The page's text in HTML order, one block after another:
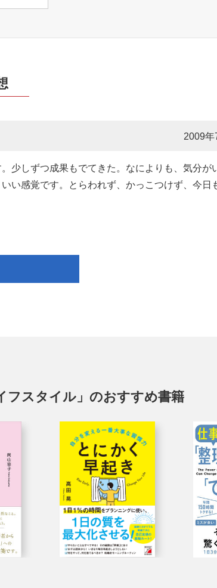
2009
少しずつ成果もでてきた。なによりも、気分が
い感覚です。とらわれず、かっこつけず、今日
フスタイル」のおすすめ書籍